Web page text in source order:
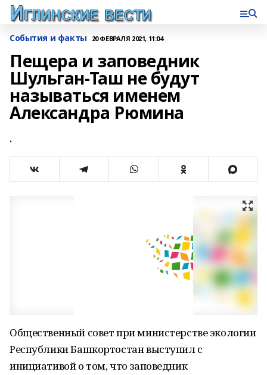
События и факты 20 ФЕВРАЛЯ 2021, 11:04
Пещера и заповедник
Шульган-Таш не будут
называться именем
Александра Рюмина
.
Общественный совет при министерстве экологии
Республики Башкортостан выступил с
инициативой о том, что заповедник